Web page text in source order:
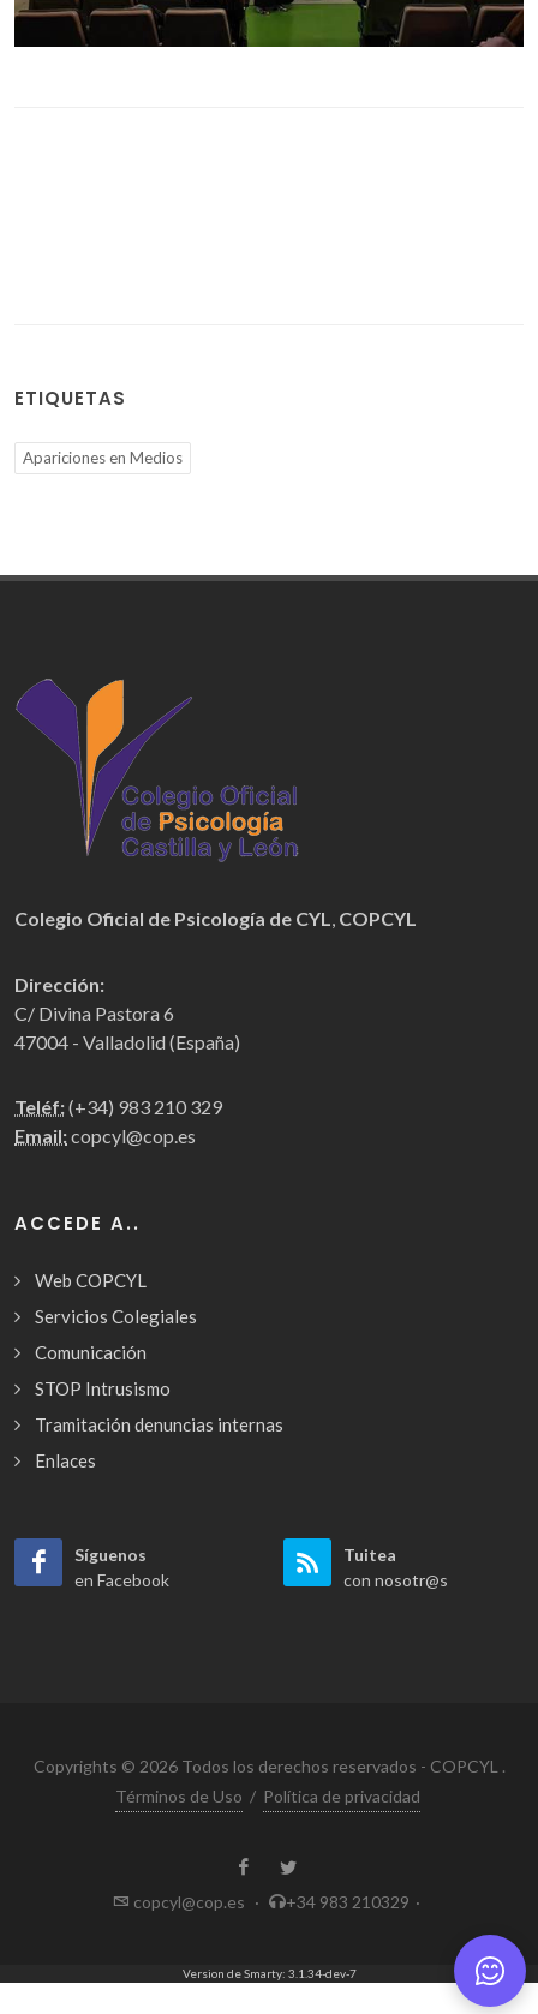
ETIQUETAS
Apariciones en Medios
Colegio Oficial de Psicología de CYL COPCYL
Dirección:
C/ Divina Pastora 6
47004 - Valladolid (España)
Teléf:(+34) 983 210 329
Email:copcyl@cop.es
ACCEDE A..
Web COPCYL
Servicios Colegiales
Comunicación
STOP Intrusismo
Tramitación denuncias internas
Enlaces
Síguenos
en Facebook
Tuitea
con nosotr@s
Copyrights © 2026 Todos los derechos reservados - COPCYL .
Términos de Uso / Política de privacidad
copcyl@cop.es · +34 983 210329 ·
Version de Smarty: 3.1.34-dev-7